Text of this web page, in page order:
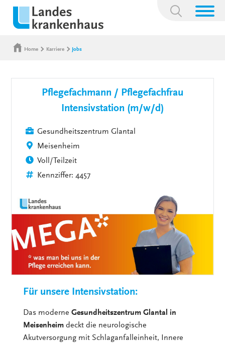
Suchbegriff:
Home Karriere Jobs
Pflegefachmann / Pflegefachfrau
Intensivstation (m/w/d)
Gesundheitszentrum Glantal
Meisenheim
Voll/Teilzeit
Kennziffer: 4457
Für unsere Intensivstation:
Das moderneGesundheitszentrum Glantal in
Meisenheimdeckt die neurologische
Akutversorgung mit Schlaganfalleinheit, Innere